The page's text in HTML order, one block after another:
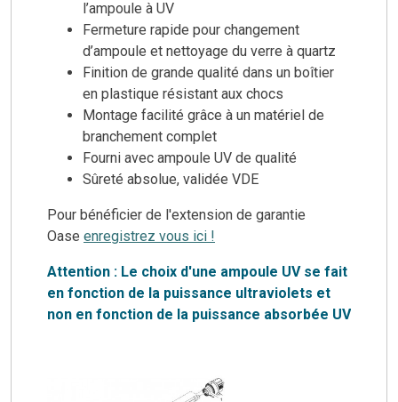
l’ampoule à UV
Fermeture rapide pour changement
d’ampoule et nettoyage du verre à quartz
Finition de grande qualité dans un boîtier
en plastique résistant aux chocs
Montage facilité grâce à un matériel de
branchement complet
Fourni avec ampoule UV de qualité
Sûreté absolue, validée VDE
Pour bénéficier de l'extension de garantie
Oase enregistrez vous ici !
Attention : Le choix d'une ampoule UV se fait
en fonction de la puissance ultraviolets et
non en fonction de la puissance absorbée UV